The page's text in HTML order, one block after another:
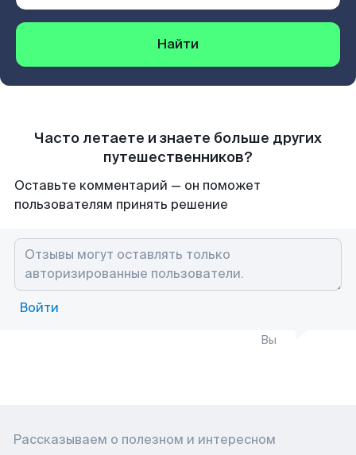
Найти
Часто летаете и знаете больше других
путешественников?
Оставьте комментарий — он поможет
пользователям принять решение
Войти
Вы
Рассказываем о полезном и интересном